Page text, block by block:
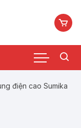
điện cao Sumika